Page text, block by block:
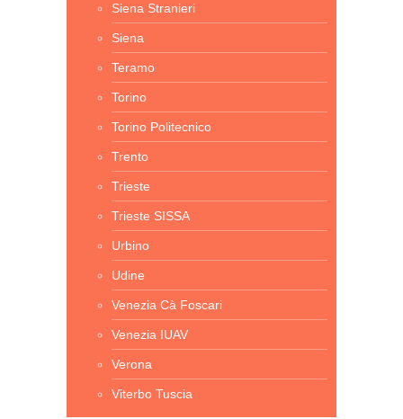
Siena Stranieri
Siena
Teramo
Torino
Torino Politecnico
Trento
Trieste
Trieste SISSA
Urbino
Udine
Venezia Cà Foscari
Venezia IUAV
Verona
Viterbo Tuscia